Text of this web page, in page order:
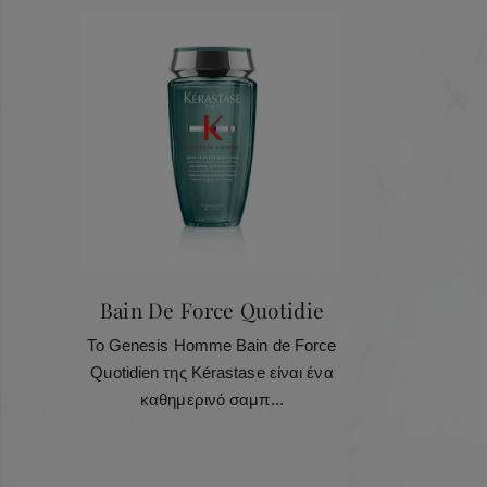
Pentaerythrityl Tetrastearate • Phenoxyethanol • Oryza
Sativa Starch / Rice Starch • Hydroxypropyl Guar • Silica •
Limonene • Creatine • Zingiber Officinale Root Extract /
Ginger Root Extract • Ethylhexylglycerin • Linalool •
Chlorhexidine Dihydrochloride • Benzyl Salicylate • Coumarin
• Citral • Benzyl Alcohol • Citronellol • Benzyl Benzoate •
Tocopherol • Parfum / Fragrance •
”
1
Bain De Force Quotidie
Το Genesis Homme Bain de Force
Quotidien της Kérastase είναι ένα
καθημερινό σαμπ...